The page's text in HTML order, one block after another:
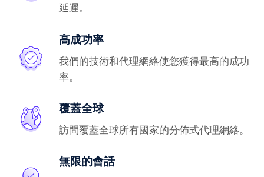
延遲。
高成功率
我們的技術和代理網絡使您獲得最高的成功
率。
覆蓋全球
訪問覆蓋全球所有國家的分佈式代理網絡。
無限的會話